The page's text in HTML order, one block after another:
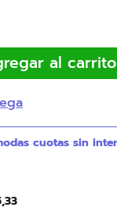
al carrito
,33